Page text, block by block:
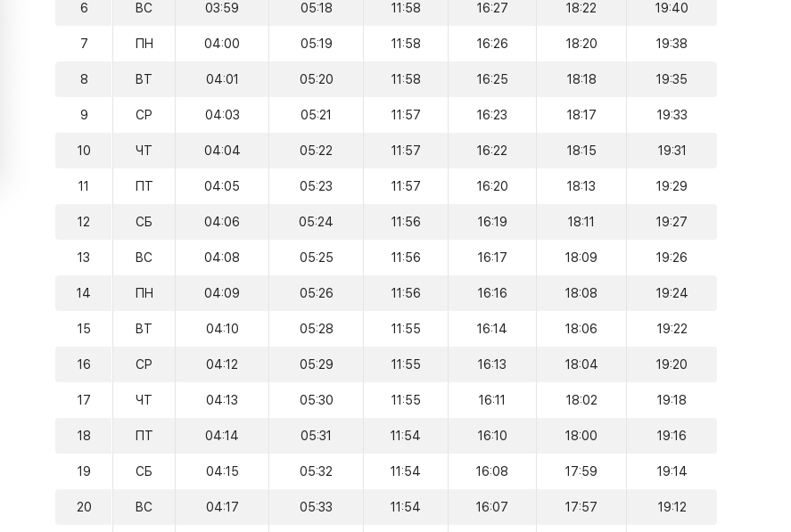
6 ВС 03:59 05:18 11:58 16:27 18:22 19:40
7 ПН 04:00 05:19 11:58 16:26 18:20 19:38
8 ВТ 04:01 05:20 11:58 16:25 18:18 19:35
9 СР 04:03 05:21 11:57 16:23 18:17 19:33
10 ЧТ 04:04 05:22 11:57 16:22 18:15 19:31
11 ПТ 04:05 05:23 11:57 16:20 18:13 19:29
12 СБ 04:06 05:24 11:56 16:19 18:11 19:27
13 ВС 04:08 05:25 11:56 16:17 18:09 19:26
14 ПН 04:09 05:26 11:56 16:16 18:08 19:24
15 ВТ 04:10 05:28 11:55 16:14 18:06 19:22
16 СР 04:12 05:29 11:55 16:13 18:04 19:20
17 ЧТ 04:13 05:30 11:55 16:11 18:02 19:18
18 ПТ 04:14 05:31 11:54 16:10 18:00 19:16
19 СБ 04:15 05:32 11:54 16:08 17:59 19:14
20 ВС 04:17 05:33 11:54 16:07 17:57 19:12